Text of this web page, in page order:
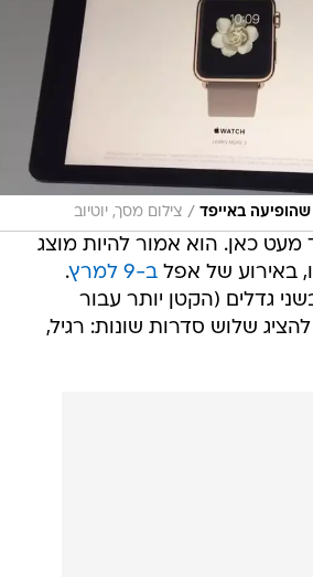
באייפד / צילום מסך, יוטיוב
כאן. הוא אמור להיות מוצג
באירוע של אפלב-9 למרץ
.
גדלים (הקטן יותר עבור
שלוש סדרות שונות: רגיל,